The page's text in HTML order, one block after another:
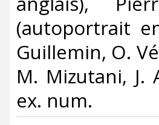
(autoportrait
Guillemin, O.
M. Mizutani, J.
ex. num.‎